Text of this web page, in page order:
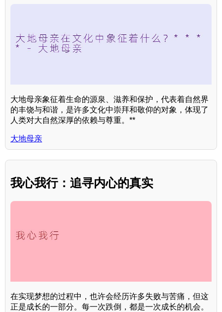
大地母亲象征着生命的源泉、滋养和保护，代表着自然界
的丰饶与和谐，是许多文化中崇拜和敬仰的对象，体现了
人类对大自然深厚的依赖与尊重。**
大地母亲
我心我行：追寻内心的真实
在实现梦想的过程中，也许会经历许多失败与苦痛，但这
正是成长的一部分。每一次跌倒，都是一次成长的机会。